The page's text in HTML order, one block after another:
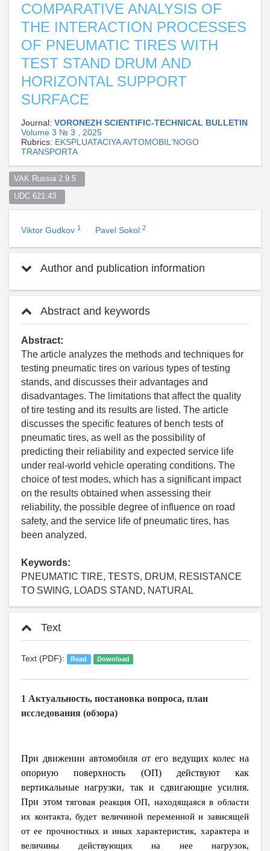
COMPARATIVE ANALYSIS OF
THE INTERACTION PROCESSES
OF PNEUMATIC TIRES WITH
TEST STAND DRUM AND
HORIZONTAL SUPPORT
SURFACE
Journal: VORONEZH SCIENTIFIC-TECHNICAL BULLETIN
Volume 3 № 3 , 2025
Rubrics: EKSPLUATACIYA AVTOMOBIL'NOGO
TRANSPORTA
VAK Russia 2.9.5
UDC 621.43
Viktor Gudkov 1 Pavel Sokol 2
Author and publication information
Abstract and keywords
Abstract:
The article analyzes the methods and techniques for
testing pneumatic tires on various types of testing
stands, and discusses their advantages and
disadvantages. The limitations that affect the quality
of tire testing and its results are listed. The article
discusses the specific features of bench tests of
pneumatic tires, as well as the possibility of
predicting their reliability and expected service life
under real-world vehicle operating conditions. The
choice of test modes, which has a significant impact
on the results obtained when assessing their
reliability, the possible degree of influence on road
safety, and the service life of pneumatic tires, has
been analyzed.
Keywords:
PNEUMATIC TIRE, TESTS, DRUM, RESISTANCE
TO SWING, LOADS STAND, NATURAL
Text
Text (PDF): Read Download
1 Актуальность, постановка вопроса, план
исследования (обзора)
При движении автомобиля от его ведущих колес на
опорную поверхность (ОП) действуют как
вертикальные нагрузки, так и сдвигающие усилия.
При этомтяговая реакция ОП, находящаяся в области
их контакта, будет величиной переменной и зависящей
от ее прочностных и иных характеристик, характера и
величины действующих на нее нагрузок,